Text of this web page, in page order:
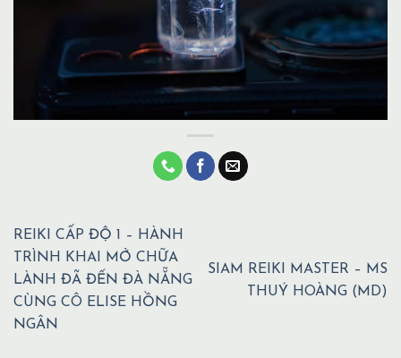
REIKI CẤP ĐỘ 1 – HÀNH
TRÌNH KHAI MỞ CHỮA
LÀNH ĐÃ ĐẾN ĐÀ NẴNG
CÙNG CÔ ELISE HỒNG
NGÂN
SIAM REIKI MASTER – MS
THUÝ HOÀNG (MD)